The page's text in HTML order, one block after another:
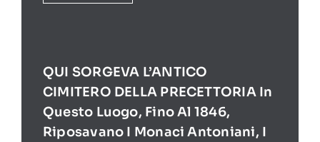
QUI SORGEVA L’ANTICO
CIMITERO DELLA PRECETTORIA In
Questo Luogo, Fino Al 1846,
Riposavano I Monaci Antoniani, I